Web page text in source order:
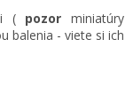
( pozor miniatúry
balenia - viete si ich